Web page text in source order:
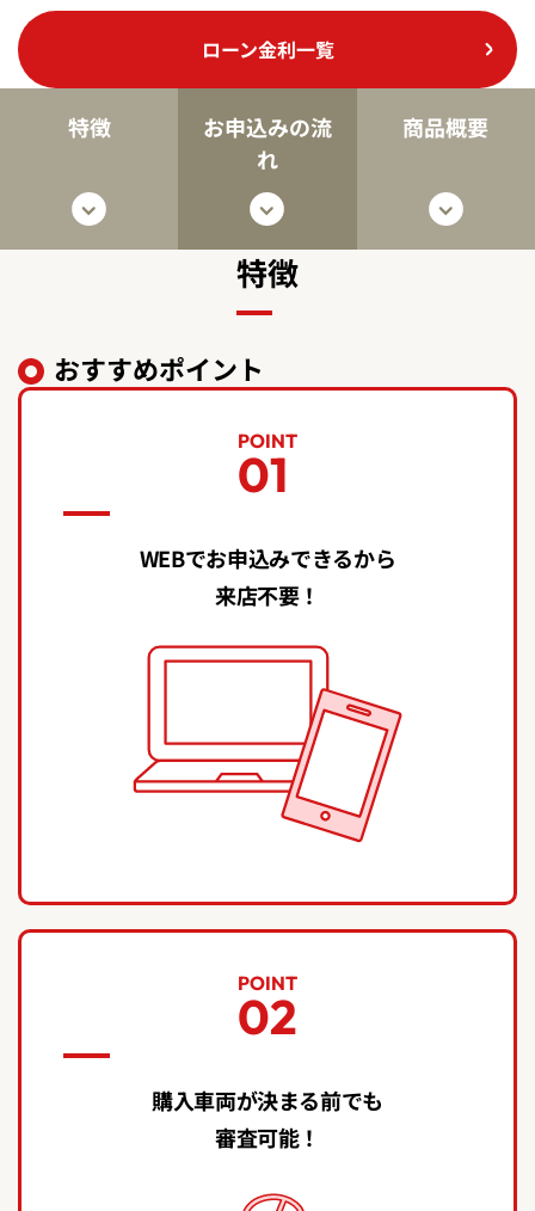
ローン金利一覧
特徴
お申込みの流
れ
商品概要
特徴
おすすめポイント
POINT
01
WEBでお申込みできるから
来店不要！
POINT
02
購入車両が決まる前でも
審査可能！